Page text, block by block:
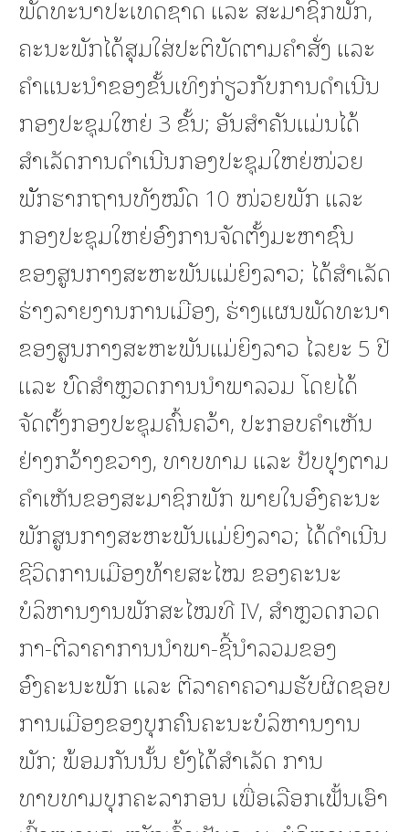
ພັດທະນາປະເທດຊາດ ແລະ ສະມາຊິກພັກ,
ຄະນະພັກໄດ້ສຸມໃສ່ປະຕິບັດຕາມຄໍາສັ່ງ ແລະ
ຄໍາແນະນໍາຂອງຂັ້ນເທິງກ່ຽວກັບການດໍາເນີນ
ກອງປະຊຸມໃຫຍ່ 3 ຂັ້ນ; ອັນສໍາຄັນແມ່ນໄດ້
ສຳເລັດການດຳເນີນກອງປະຊຸມໃຫຍ່ໜ່ວຍ
ພັັກຮາກຖານທັງໝົດ 10 ໜ່ວຍພັກ ແລະ
ກອງປະຊຸມໃຫຍ່ອົງການຈັດຕັ້ງມະຫາຊົນ
ຂອງສູນກາງສະຫະພັນແມ່ຍິງລາວ; ໄດ້ສໍາເລັດ
ຮ່າງລາຍງານການເມືອງ, ຮ່າງແຜນພັດທະນາ
ຂອງສູນກາງສະຫະພັນແມ່ຍິງລາວ ໄລຍະ 5 ປີ
ແລະ ບົດສໍາຫຼວດການນໍາພາລວມ ໂດຍໄດ້
ຈັດຕັ້ງກອງປະຊຸມຄົ້ນຄວ້າ, ປະກອບຄໍາເຫັນ
ຢ່າງກວ້າງຂວາງ, ທາບທາມ ແລະ ປັບປຸງຕາມ
ຄໍາເຫັນຂອງສະມາຊິກພັກ ພາຍໃນອົງຄະນະ
ພັກສູນກາງສະຫະພັນແມ່ຍິງລາວ; ໄດ້ດຳເນີນ
ຊີວິດການເມືອງທ້າຍສະໄໝ ຂອງຄະນະ
ບໍລິຫານງານພັກສະໄໝທີ IV, ສໍາຫຼວດກວດ
ກາ-ຕີລາຄາການນໍາພາ-ຊີ້ນໍາລວມຂອງ
ອົງຄະນະພັກ ແລະ ຕີລາຄາຄວາມຮັບຜິດຊອບ
ການເມືອງຂອງບຸກຄົນຄະນະບໍລິຫານງານ
ພັກ; ພ້ອມກັນນັ້ນ ຍັງໄດ້ສໍາເລັດ ການ
ທາບທາມບຸກຄະລາກອນ ເພື່ອເລືອກເຟັ້ນເອົາ